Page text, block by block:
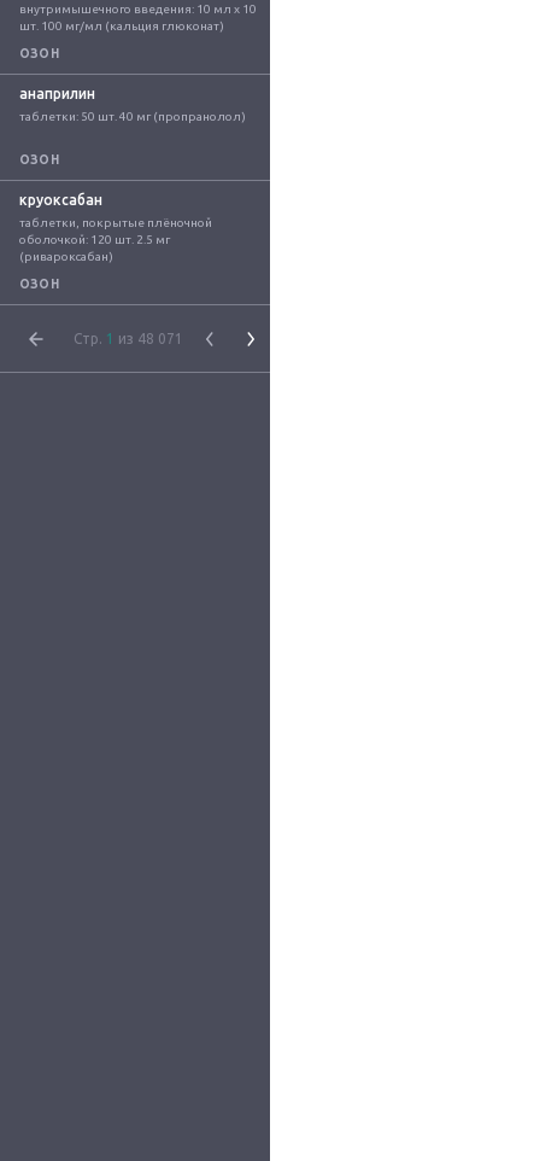
внутримышечного введения: 10 мл x 10
шт. 100 мг/мл (кальция глюконат)
ОЗОН
анаприлин
таблетки: 50 шт. 40 мг (пропранолол)
ОЗОН
круоксабан
таблетки, покрытые плёночной
оболочкой: 120 шт. 2.5 мг
(ривароксабан)
ОЗОН
Стр. 1 из 48 071